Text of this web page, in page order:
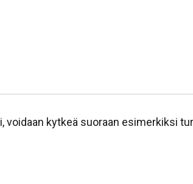
kytkeä suoraan esimerkiksi